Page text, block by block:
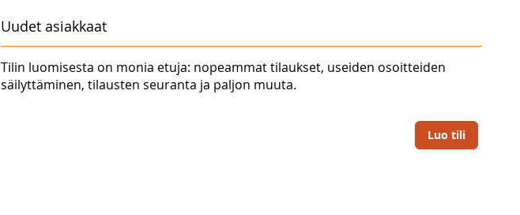
Uudet asiakkaat
Tilin luomisesta on monia etuja: nopeammat tilaukset, useiden osoitteiden
säilyttäminen, tilausten seuranta ja paljon muuta.
Luo tili